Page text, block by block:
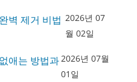
벽 제거 비법 2026년 07
월 02일
애는 방법과2026년 07월
01일